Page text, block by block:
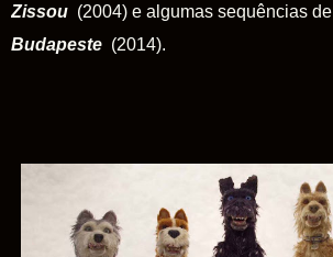
Zissou (2004) e algumas sequências de
Budapeste (2014).